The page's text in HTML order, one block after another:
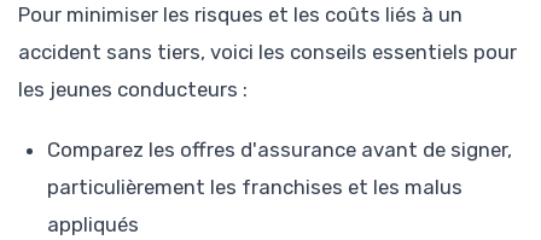
Pour minimiser les risques et les coûts liés à un
accident sans tiers, voici les conseils essentiels pour
les jeunes conducteurs :
Comparez les offres d'assurance avant de signer,
particulièrement les franchises et les malus
appliqués